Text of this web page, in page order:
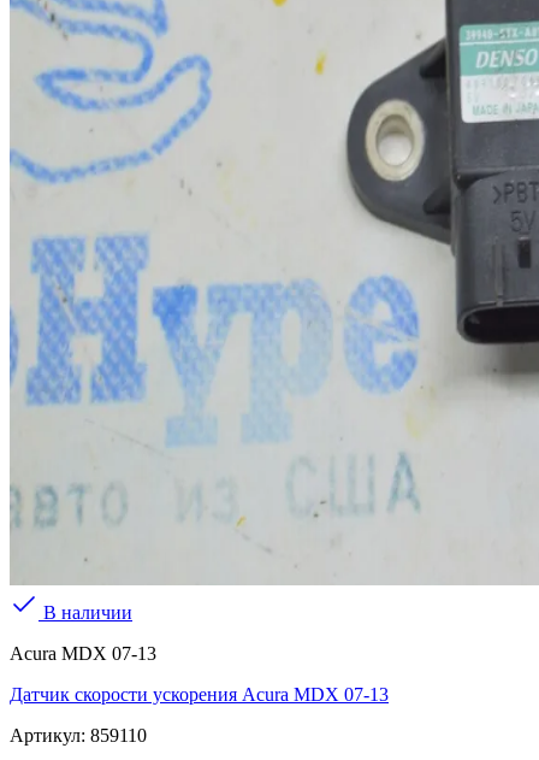
В наличии
Acura MDX 07-13
Датчик скорости ускорения Acura MDX 07-13
Артикул: 859110